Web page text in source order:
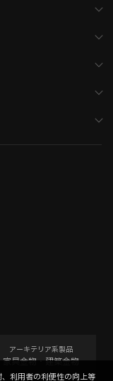
アーキテリア系製品
家具金物・建築金物
利用者の利便性の向上等